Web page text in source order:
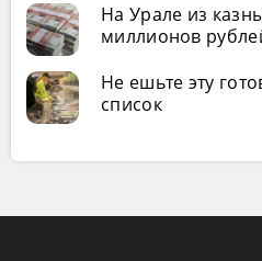
На Урале из
миллионов
Не ешьте эту
список